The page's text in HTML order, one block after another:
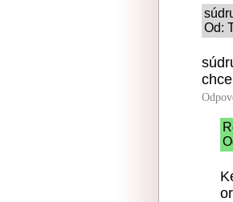
Od: